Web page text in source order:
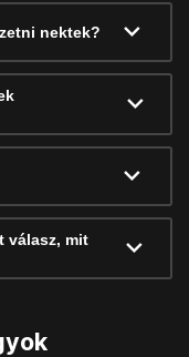
nektek?
válasz, mit